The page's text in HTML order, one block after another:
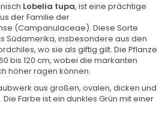
Lobelia tupa, ist eine prächtige
der Familie der
(Campanulaceae). Diese Sorte
Südamerika, insbesondere aus den
wo sie als giftig gilt. Die Pflanze
bis 120 cm, wobei die markanten
höher ragen können.
aus großen, ovalen, dicken und
Farbe ist ein dunkles Grün mit einer